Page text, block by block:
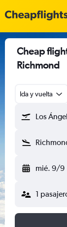
Cheap
Richmond
Ida y vuelta
Los
mié. 9/9
1